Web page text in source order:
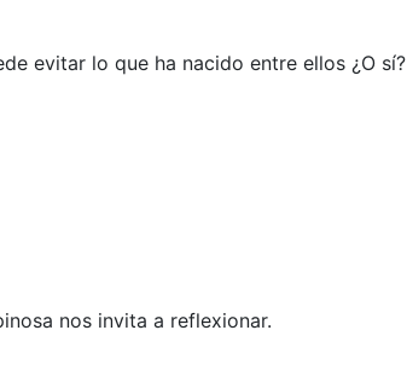
evitar lo que ha nacido entre ellos ¿O sí?
nos invita a reflexionar.